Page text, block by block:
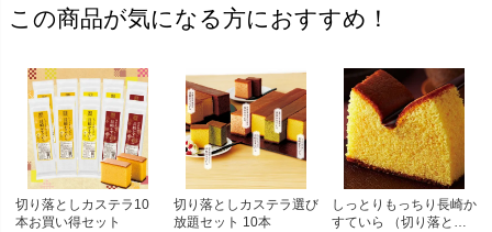
この商品が気になる方におすすめ！
切り落としカステラ10
本お買い得セット
切り落としカステラ選び
放題セット 10本
しっとりもっちり長崎か
すていら （切り落と